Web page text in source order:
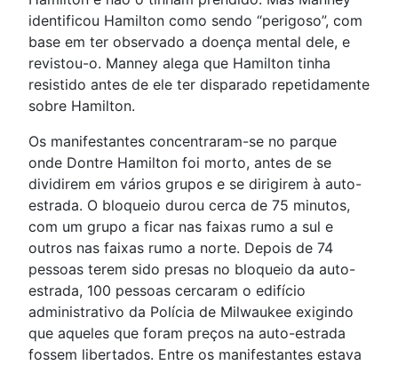
identificou Hamilton como sendo “perigoso”, com
base em ter observado a doença mental dele, e
revistou-o. Manney alega que Hamilton tinha
resistido antes de ele ter disparado repetidamente
sobre Hamilton.
Os manifestantes concentraram-se no parque
onde Dontre Hamilton foi morto, antes de se
dividirem em vários grupos e se dirigirem à auto-
estrada. O bloqueio durou cerca de 75 minutos,
com um grupo a ficar nas faixas rumo a sul e
outros nas faixas rumo a norte. Depois de 74
pessoas terem sido presas no bloqueio da auto-
estrada, 100 pessoas cercaram o edifício
administrativo da Polícia de Milwaukee exigindo
que aqueles que foram preços na auto-estrada
fossem libertados. Entre os manifestantes estava